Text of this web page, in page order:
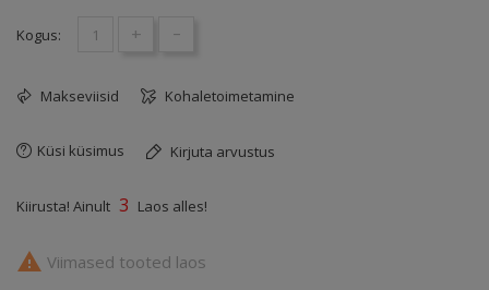
Kogus: + -
Makseviisid Kohaletoimetamine
Küsi küsimus Kirjuta arvustus
Kiirusta! Ainult 3 Laos alles!
 Viimased tooted laos